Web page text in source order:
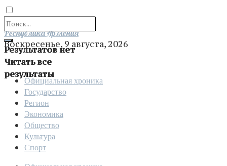
Результатов нет
Читать все
результаты
Отправить
Республика Армения
Воскресенье, 9 августа, 2026
Официальная хроника
Государство
Регион
Экономика
Общество
Культура
Спорт